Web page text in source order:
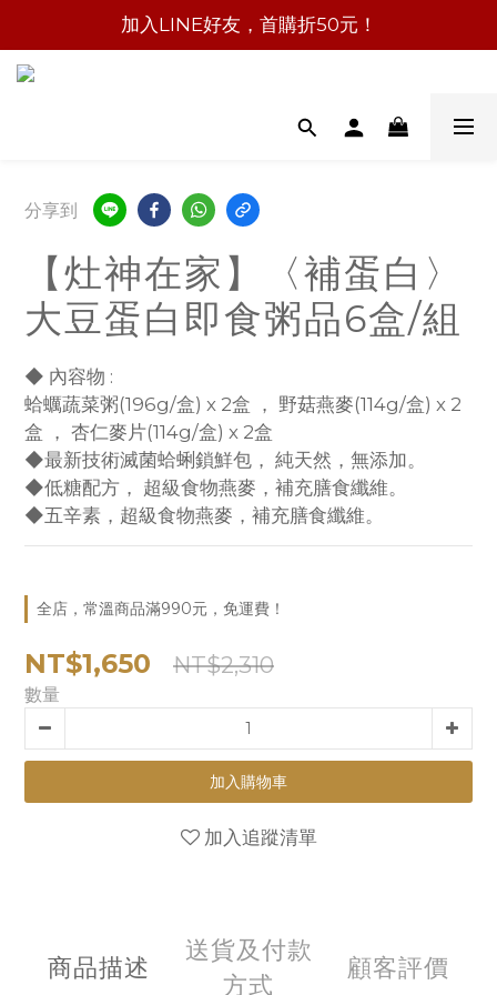
加入LINE好友，首購折50元！
分享到
【灶神在家】〈補蛋白〉
大豆蛋白即食粥品6盒/組
◆ 內容物 :
蛤蠣蔬菜粥(196g/盒) x 2盒 ， 野菇燕麥(114g/盒) x 2
盒 ， 杏仁麥片(114g/盒) x 2盒
◆最新技術滅菌蛤蜊鎖鮮包， 純天然，無添加。
◆低糖配方， 超級食物燕麥，補充膳食纖維。
◆五辛素，超級食物燕麥，補充膳食纖維。
全店，常溫商品滿990元，免運費！
NT$1,650 NT$2,310
數量
加入購物車
加入追蹤清單
商品描述
送貨及付款
方式
顧客評價